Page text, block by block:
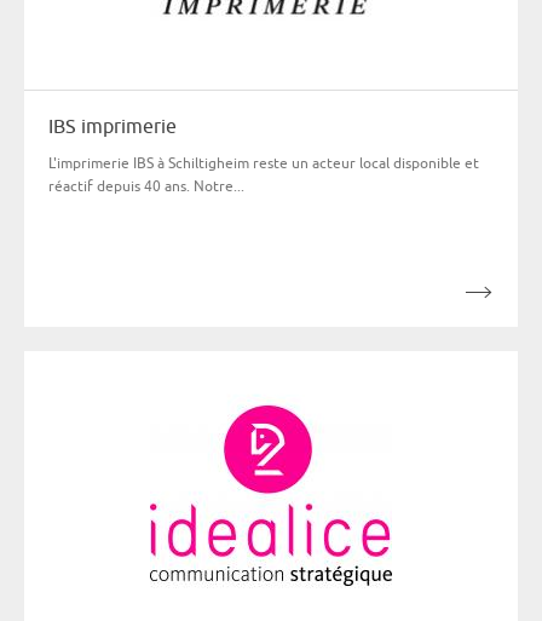
IBS imprimerie
L'imprimerie IBS à Schiltigheim reste un acteur local disponible et
réactif depuis 40 ans. Notre...